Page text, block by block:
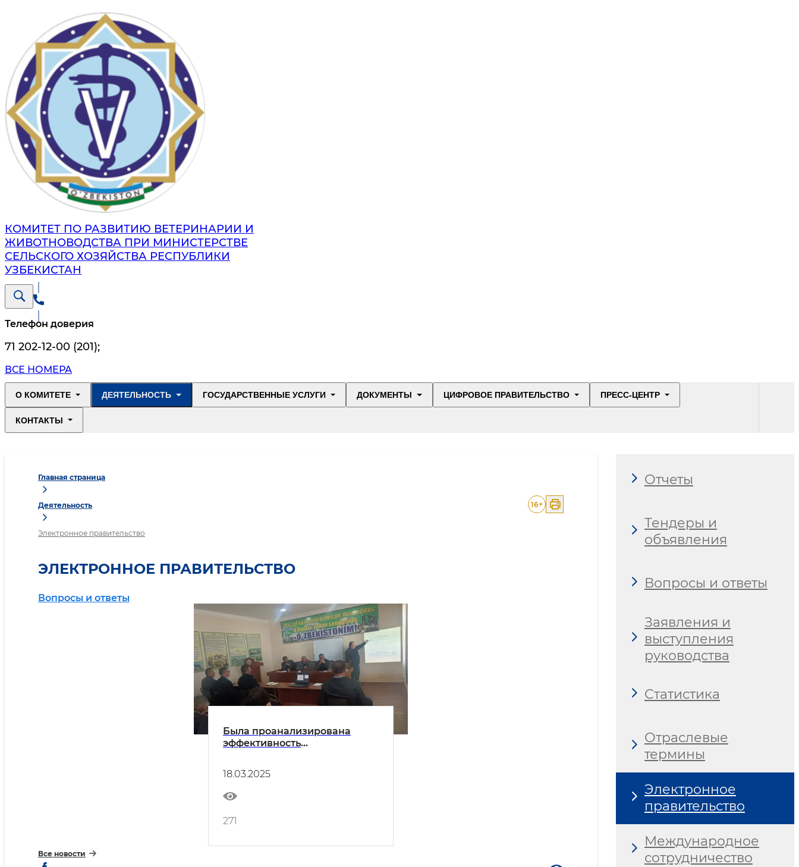
КОМИТЕТ ПО РАЗВИТИЮ ВЕТЕРИНАРИИ И
ЖИВОТНОВОДСТВА ПРИ МИНИСТЕРСТВЕ
СЕЛЬСКОГО ХОЗЯЙСТВА РЕСПУБЛИКИ
УЗБЕКИСТАН
Телефон доверия
71 202-12-00 (201);
ВСЕ НОМЕРА
О КОМИТЕТЕ ДЕЯТЕЛЬНОСТЬ ГОСУДАРСТВЕННЫЕ УСЛУГИ ДОКУМЕНТЫ ЦИФРОВОЕ ПРАВИТЕЛЬСТВО ПРЕСС-ЦЕНТР
КОНТАКТЫ
Главная страница
Деятельность
Электронное правительство
16+
ЭЛЕКТРОННОЕ ПРАВИТЕЛЬСТВО
Вопросы и ответы
Была проанализирована
эффективность
18.03.2025
271
Все новости
Отчеты
Тендеры и
объявления
Вопросы и ответы
Заявления и
выступления
руководства
Статистика
Отраслевые
термины
Электронное
правительство
Международное
сотрудничество